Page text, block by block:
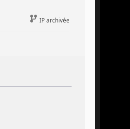
IP archivée